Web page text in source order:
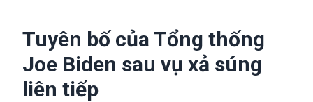
Tuyên bố của Tổng thống
Joe Biden sau vụ xả súng
liên tiếp